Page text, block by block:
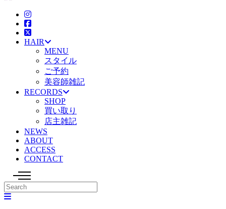
HAIR
MENU
スタイル
ご予約
美容師雑記
RECORDS
SHOP
買い取り
店主雑記
NEWS
ABOUT
ACCESS
CONTACT